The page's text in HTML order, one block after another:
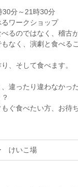
30分～21時30分
ワークショップ
るのではなく、稽古
なく、演劇と食べる
、そして食べます。
違ったり違わなかった
ぐ食べたい方、お待
けいこ場